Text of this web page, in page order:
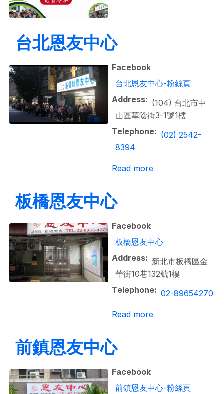
台北恩友中心
Facebook
台北恩友中心-粉絲頁
Address
(104) 台北市中
山區華陰街3-1號1樓
Telephone
(02) 2542-
8394
Read moreabout 台北恩友中
板橋恩友中心
Facebook
板橋恩友中心
Address
新北市板橋區金
華街10巷132號1樓
Telephone
02-89654270
Read moreabout 板橋恩友中
前鎮恩友中心
Facebook
前鎮恩友中心-粉絲頁